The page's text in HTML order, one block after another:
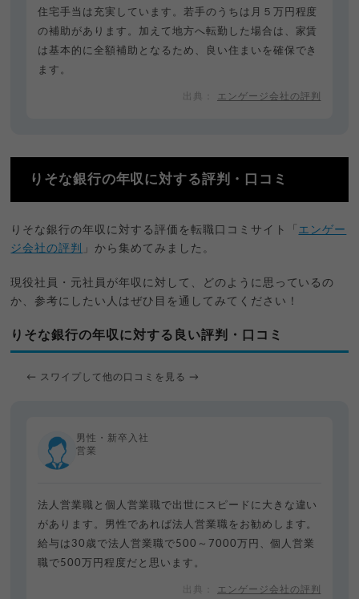
住宅手当は充実しています。若手のうちは月５万円程度
の補助があります。加えて地方へ転勤した場合は、家賃
は基本的に全額補助となるため、良い住まいを確保でき
ます。
エンゲージ会社の評判
りそな銀行の年収に対する評判・口コミ
りそな銀行の年収に対する評価を転職口コミサイト「 エンゲー
ジ会社の評判
」から集めてみました。
現役社員・元社員が年収に対して、どのように思っているの
か、参考にしたい人はぜひ目を通してみてください！
りそな銀行の年収に対する良い評判・口コミ
← スワイプして他の口コミを見る →
男性・新卒入社
営業
法人営業職と個人営業職で出世にスピードに大きな違い
があります。男性であれば法人営業職をお勧めします。
給与は30歳で法人営業職で500～7000万円、個人営業
職で500万円程度だと思います。
エンゲージ会社の評判